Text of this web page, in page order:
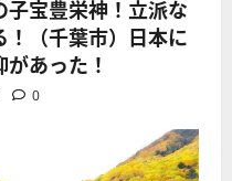
子宝豊栄神！立派な
（千葉市）日本に
あった！
0